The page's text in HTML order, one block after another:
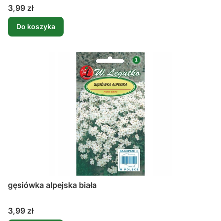
Cena
3,99 zł
Do koszyka
gęsiówka alpejska biała
Cena
3,99 zł